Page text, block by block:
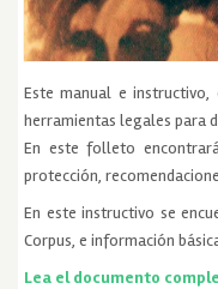
Este manual e instructivo,
herramientas legales para
En este folleto
protección,
En este instructivo se
Corpus, e información
Lea el documento